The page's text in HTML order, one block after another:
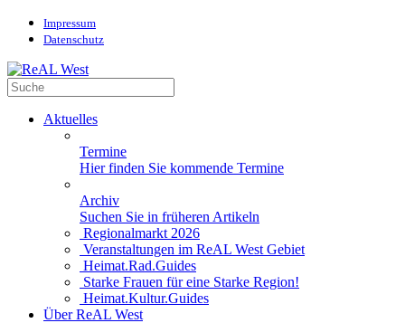
Impressum
Datenschutz
Aktuelles
Termine
Hier finden Sie kommende Termine
Archiv
Suchen Sie in früheren Artikeln
Regionalmarkt 2026
Veranstaltungen im ReAL West Gebiet
Heimat.Rad.Guides
Starke Frauen für eine Starke Region!
Heimat.Kultur.Guides
Über ReAL West